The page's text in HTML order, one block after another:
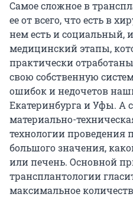
Самое сложное в
ее от всего, что есть в
нем есть и социальный,
медицинский этапы,
практически
свою собственную
ошибок и недочетов
Екатеринбурга и Уфы. А
материально-
технологии проведения
большого значения,
или печень. Основной
трансплантологии
максимальное